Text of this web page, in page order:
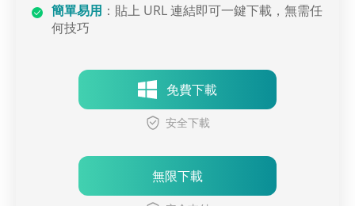
簡單易用 ：貼上 URL 連結即可一鍵下載，無需任
何技巧
免費下載
安全下載
無限下載